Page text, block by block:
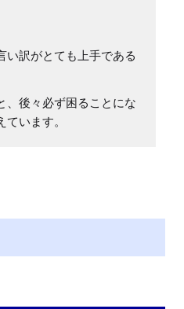
い訳がとても上手である
、後々必ず困ることにな
います。